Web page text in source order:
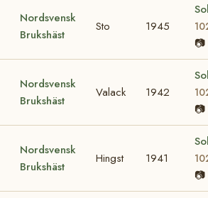
Nordsvensk
Brukshäst
Sto 1945
📷
Nordsvensk
Brukshäst
Valack 1942
📷
Nordsvensk
Brukshäst
Hingst 1941
📷